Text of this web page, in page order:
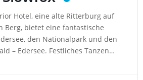
Hotel, eine alte Ritterburg auf
Berg, bietet eine fantastische
den Nationalpark und den
– Edersee. Festliches Tanzen